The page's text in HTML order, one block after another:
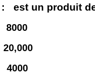
: est un produit
8000
,000
4000